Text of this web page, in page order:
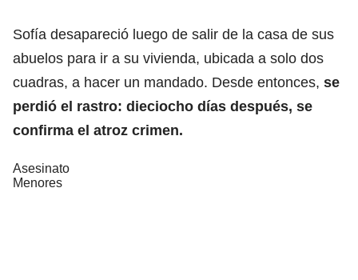
Sofía desapareció luego de salir de la casa de sus
abuelos para ir a su vivienda, ubicada a solo dos
cuadras, a hacer un mandado. Desde entonces, se
perdió el rastro: dieciocho días después, se
confirma el atroz crimen.
Asesinato
Menores